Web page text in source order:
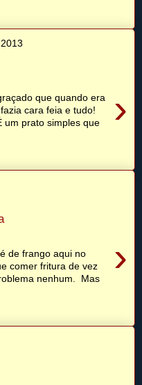
›
que quando era
cara feia e tudo!
um prato simples que
›
de frango aqui no
comer fritura de vez
nenhum. Mas